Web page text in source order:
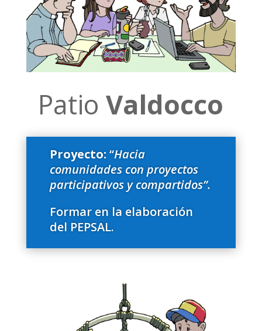
PatioValdocco
Proyecto: “Hacia
comunidades con proyectos
participativos y compartidos”.
Formar en la elaboración
del PEPSAL.